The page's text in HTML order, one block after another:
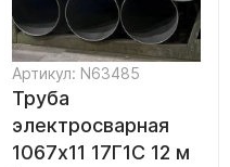
Артикул: N63485
Труба
электросварная
1067х11 17Г1С 12 м